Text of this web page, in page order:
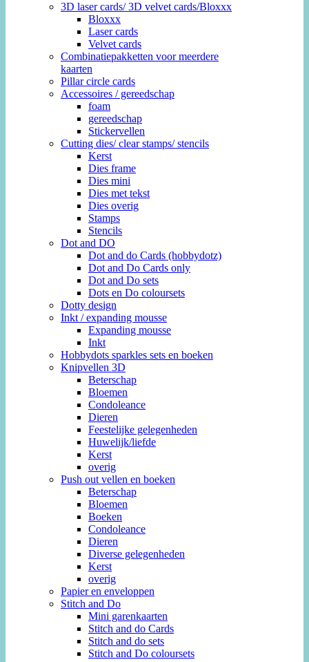
3D laser cards/ 3D velvet cards/Bloxxx
Bloxxx
Laser cards
Velvet cards
Combinatiepakketten voor meerdere
kaarten
Pillar circle cards
Accessoires / gereedschap
foam
gereedschap
Stickervellen
Cutting dies/ clear stamps/ stencils
Kerst
Dies frame
Dies mini
Dies met tekst
Dies overig
Stamps
Stencils
Dot and DO
Dot and do Cards (hobbydotz)
Dot and Do Cards only
Dot and Do sets
Dots en Do coloursets
Dotty design
Inkt / expanding mousse
Expanding mousse
Inkt
Hobbydots sparkles sets en boeken
Knipvellen 3D
Beterschap
Bloemen
Condoleance
Dieren
Feestelijke gelegenheden
Huwelijk/liefde
Kerst
overig
Push out vellen en boeken
Beterschap
Bloemen
Boeken
Condoleance
Dieren
Diverse gelegenheden
Kerst
overig
Papier en enveloppen
Stitch and Do
Mini garenkaarten
Stitch and do Cards
Stitch and do sets
Stitch and Do coloursets